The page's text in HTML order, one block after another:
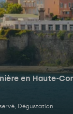
en Haute-
Dégustation